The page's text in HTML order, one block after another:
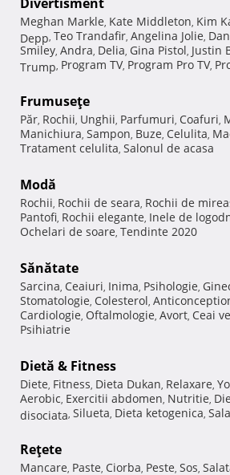
Meghan Markle, Kate Middleton, Kim
Depp, Teo Trandafir, Angelina Jolie,
Smiley, Andra, Delia, Gina Pistol, Justin
Trump, Program TV, Program Pro TV,
Frumuseţe
Păr, Rochii, Unghii, Parfumuri, Coafuri,
Manichiura, Sampon, Buze, Celulita,
Tratament celulita, Salonul de acasa
Modă
Rochii, Rochii de seara, Rochii de
Pantofi, Rochii elegante, Inele de
Ochelari de soare, Tendinte 2020
Sănătate
Sarcina, Ceaiuri, Inima, Psihologie,
Stomatologie, Colesterol,
Cardiologie, Oftalmologie, Avort, Ceai
Psihiatrie
Dietă & Fitness
Diete, Fitness, Dieta Dukan, Relaxare,
Aerobic, Exercitii abdomen, Nutritie,
disociata, Silueta, Dieta ketogenica,
Reţete
Mancare, Paste, Ciorba, Peste, Sos,